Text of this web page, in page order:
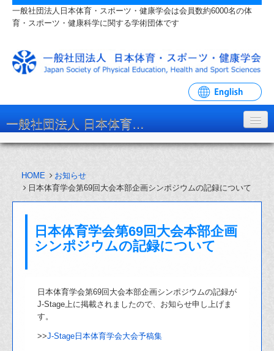
一般社団法人日本体育・スポーツ・健康学会は会員数約6000名の体
育・スポーツ・健康科学に関する学術団体です
一般社団法人 日本体育・スポーツ・健康学会
入会・各種手続
学会大会・研究会
リンク・関連団体
お問い合わせ
HOME
お知らせ
日本体育学会第69回大会本部企画シンポジウムの記録について
日本体育学会第69回大会本部企画
シンポジウムの記録について
日本体育学会第69回大会本部企画シンポジウムの記録が
J-Stage上に掲載されましたので、お知らせ申し上げま
す。
>>J-Stage日本体育学会大会予稿集